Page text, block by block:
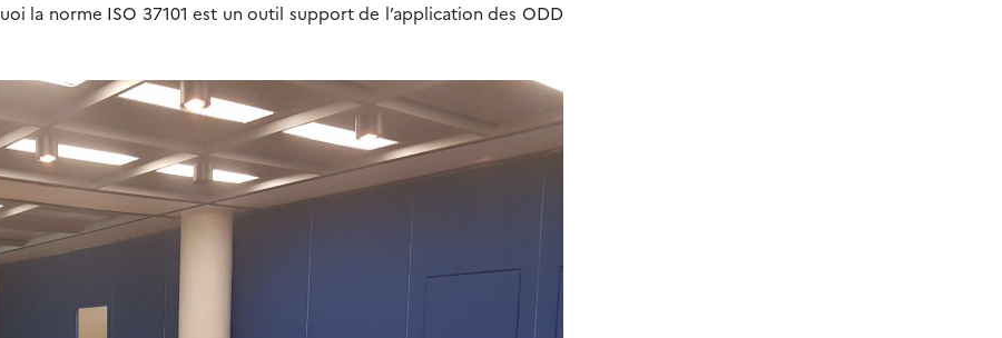
la norme ISO 37101 est un outil support de l’application des ODD